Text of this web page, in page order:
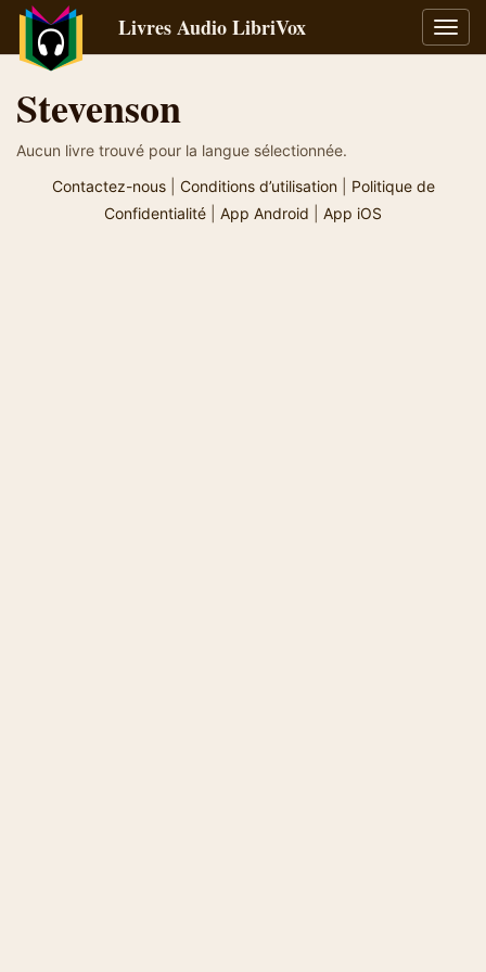
la
Livres Audio LibriVox
Stevenson
Aucun livre trouvé pour la langue sélectionnée.
Contactez-nous| Conditions d’utilisation| Politique de
Confidentialité
App Android App iOS